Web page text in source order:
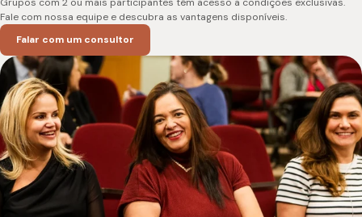
Fale com nossa equipe e descubra as vantagens disponíveis.
Falar com um consultor